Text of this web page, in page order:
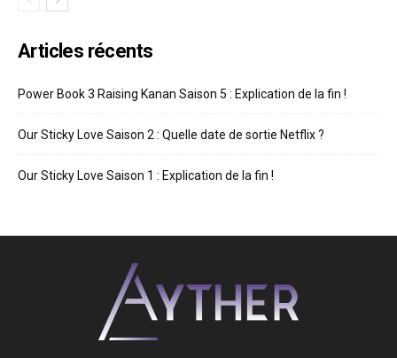
Articles récents
Power Book 3 Raising Kanan Saison 5 : Explication de la fin !
Our Sticky Love Saison 2 : Quelle date de sortie Netflix ?
Our Sticky Love Saison 1 : Explication de la fin !